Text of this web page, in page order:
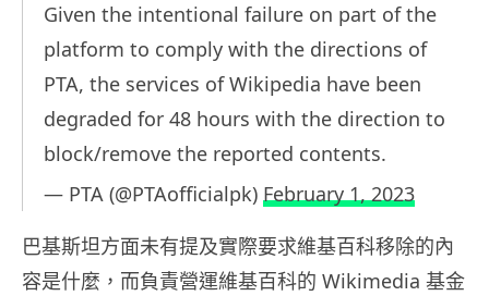
Given the intentional failure on part of the
platform to comply with the directions of
PTA, the services of Wikipedia have been
degraded for 48 hours with the direction to
block/remove the reported contents.
— PTA (@PTAofficialpk) February 1, 2023
巴基斯坦方面未有提及實際要求維基百科移除的內
容是什麼，而負責營運維基百科的 Wikimedia 基金